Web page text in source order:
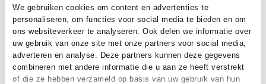
We gebruiken cookies om content en advertenties te
personaliseren, om functies voor social media te bieden en om
ons websiteverkeer te analyseren. Ook delen we informatie over
uw gebruik van onze site met onze partners voor social media,
adverteren en analyse. Deze partners kunnen deze gegevens
combineren met andere informatie die u aan ze heeft verstrekt
of die ze hebben verzameld op basis van uw gebruik van hun